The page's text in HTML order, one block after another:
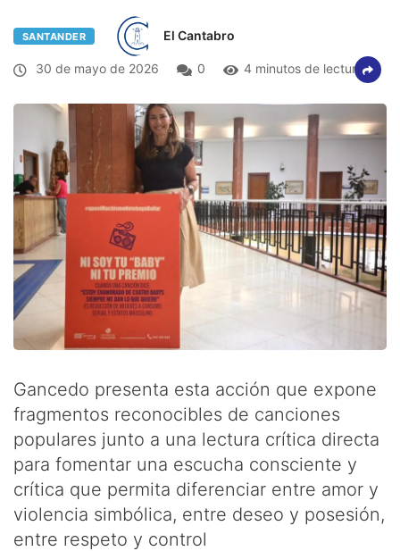
SANTANDER El Cantabro
30 de mayo de 2026 0 4 minutos de lectura
Gancedo presenta esta acción que expone
fragmentos reconocibles de canciones
populares junto a una lectura crítica directa
para fomentar una escucha consciente y
crítica que permita diferenciar entre amor y
violencia simbólica, entre deseo y posesión,
entre respeto y control